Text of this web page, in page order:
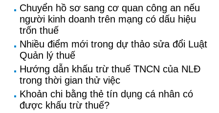
Chuyển hồ sơ sang cơ quan công an nếu
người kinh doanh trên mạng có dấu hiệu
trốn thuế
Nhiều điểm mới trong dự thảo sửa đổi Luật
Quản lý thuế
Hướng dẫn khấu trừ thuế TNCN của NLĐ
trong thời gian thử việc
Khoản chi bằng thẻ tín dụng cá nhân có
được khấu trừ thuế?